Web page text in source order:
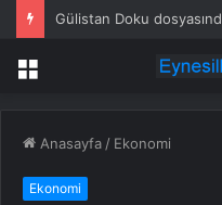
Menü
Anasayfa / Ekonomi
Ekonomi